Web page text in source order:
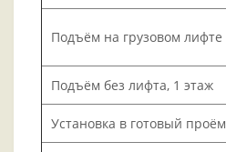
Подъём на грузовом лифте
Подъём без лифта, 1 этаж
Установка в готовый проём